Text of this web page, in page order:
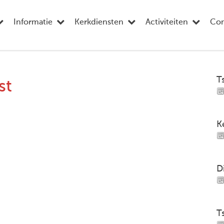
Informatie Kerkdiensten Activiteiten